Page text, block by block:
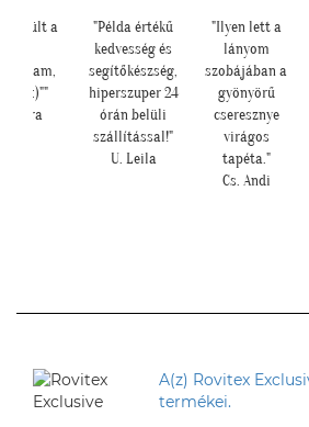
a
:)""
Sára
"Példa értékű
kedvesség és
segítőkészség,
hiperszuper 24
órán belüli
szállítással!"
U. Leila
"Ilyen lett a
lányom
szobájában a
gyönyörű
cseresznye
virágos
tapéta."
Cs. Andi
A(z) Rovitex
termékei.